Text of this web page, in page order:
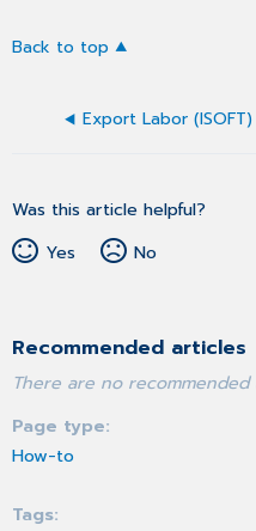
Back to top
Export Labor (ISOFT)
Was this article helpful?
Yes
No
Recommended articles
There are no recommended
Page type
How-to
Tags